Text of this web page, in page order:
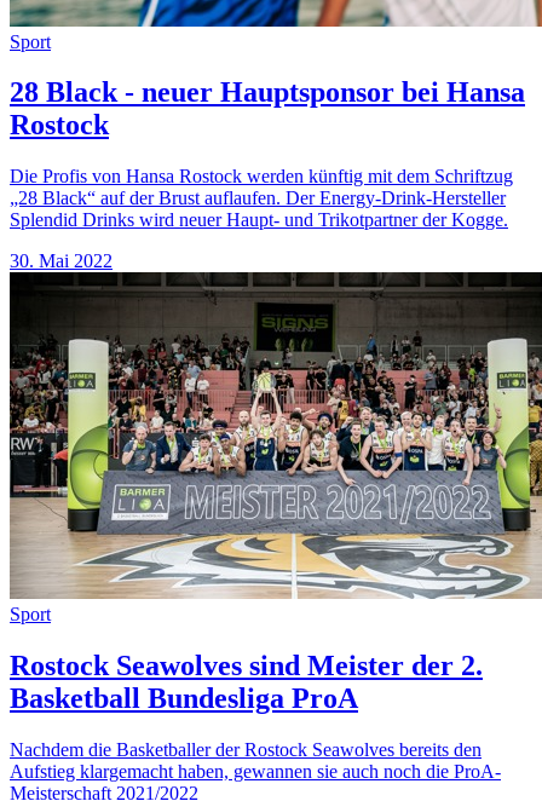
Sport
28 Black - neuer Hauptsponsor bei Hansa
Rostock
Die Profis von Hansa Rostock werden künftig mit dem Schriftzug
„28 Black“ auf der Brust auflaufen. Der Energy-Drink-Hersteller
Splendid Drinks wird neuer Haupt- und Trikotpartner der Kogge.
30. Mai 2022
Sport
Rostock Seawolves sind Meister der 2.
Basketball Bundesliga ProA
Nachdem die Basketballer der Rostock Seawolves bereits den
Aufstieg klargemacht haben, gewannen sie auch noch die ProA-
Meisterschaft 2021/2022